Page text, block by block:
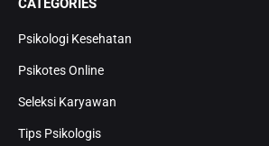
CATEGORIES
Psikologi Kesehatan
Psikotes Online
Seleksi Karyawan
Tips Psikologis